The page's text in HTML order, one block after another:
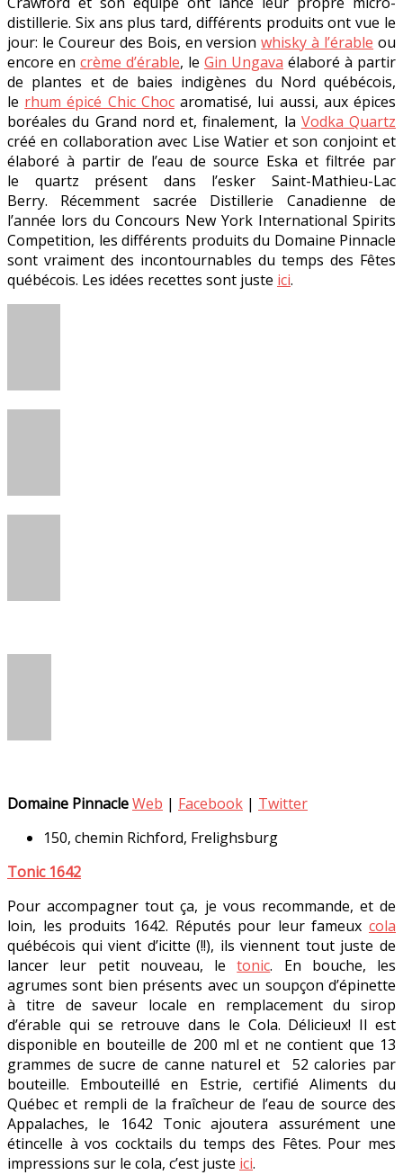
distillerie. Six ans plus tard, différents produits ont vue le
jour: le Coureur des Bois, en versionwhisky à l’érable ou
encore en crème d’érable, le Gin Ungava élaboré à partir
de plantes et de baies indigènes du Nord québécois,
le rhum épicé Chic Chocaromatisé, lui aussi, aux épices
boréales du Grand nord et, finalement, la Vodka Quartz
créé en collaboration avec Lise Watier et son conjoint et
élaboré à partir de l’eau de source Eska et filtrée par
le quartz présent dans l’esker Saint-Mathieu-Lac
Berry. Récemment sacrée
Distillerie Canadienne de
l’année lors du Concours New York International Spirits
Competition, les différents produits du Domaine Pinnacle
sont vraiment des incontournables du temps des Fêtes
québécois. Les idées recettes sont juste ici.
Domaine PinnacleWeb | Facebook | Twitter
150, chemin Richford, Frelighsburg
Tonic 1642
Pour accompagner tout ça, je vous recommande, et de
loin, les produits 1642. Réputés pour leur fameux cola
québécois qui vient d’icitte (!!), ils viennent tout juste de
lancer leur petit nouveau, letonic. En bouche, les
agrumes sont bien présents avec un soupçon d’épinette
à titre de saveur locale en remplacement du sirop
d’érable qui se retrouve dans le Cola. Délicieux! Il est
disponible en bouteille de 200 ml et ne contient que 13
grammes de sucre de canne naturel et 52 calories par
bouteille. Embouteillé en Estrie, certifié Aliments du
Québec et rempli de la fraîcheur de l’eau de source des
Appalaches, le 1642 Tonic ajoutera assurément une
étincelle à vos cocktails du temps des Fêtes. Pour mes
impressions sur le cola, c’est juste ici.